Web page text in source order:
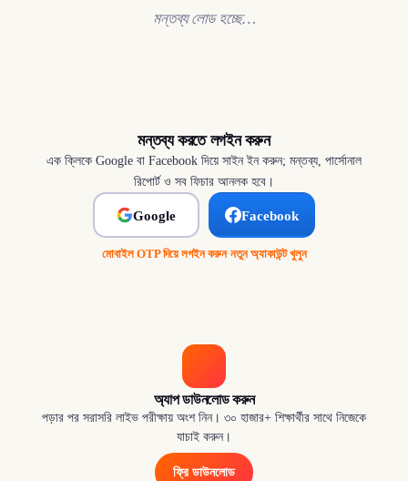
মন্তব্য লোড হচ্ছে…
মন্তব্য করতে লগইন করুন
এক ক্লিকে Google বা Facebook দিয়ে সাইন ইন করুন; মন্তব্য, পার্সোনাল
রিপোর্ট ও সব ফিচার আনলক হবে।
Google Facebook
মোবাইল OTP দিয়ে লগইন করুন·নতুন অ্যাকাউন্ট খুলুন
অ্যাপ ডাউনলোড করুন
পড়ার পর সরাসরি লাইভ পরীক্ষায় অংশ নিন। ৩০ হাজার+ শিক্ষার্থীর সাথে নিজেকে
যাচাই করুন।
ফ্রি ডাউনলোড